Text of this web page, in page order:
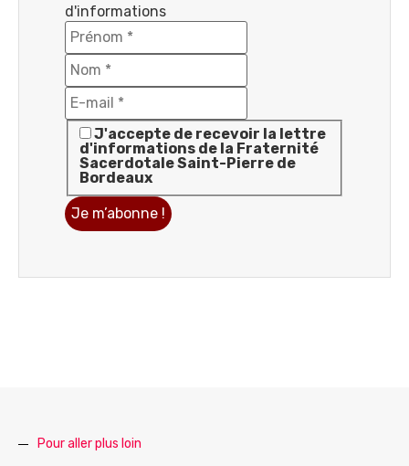
d'informations
J'accepte de recevoir la lettre
d'informations de la Fraternité
Sacerdotale Saint-Pierre de
Bordeaux
Pour aller plus loin